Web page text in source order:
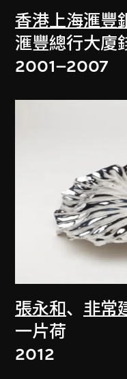
香港上海滙豐
滙豐總行大廈
2001–2007
張永和、 非常
一片荷
2012